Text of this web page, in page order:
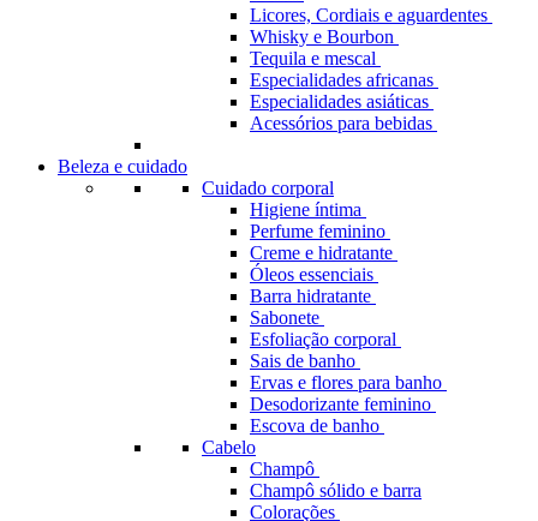
Licores, Cordiais e aguardentes
Whisky e Bourbon
Tequila e mescal
Especialidades africanas
Especialidades asiáticas
Acessórios para bebidas
Beleza e cuidado
Cuidado corporal
Higiene íntima
Perfume feminino
Creme e hidratante
Óleos essenciais
Barra hidratante
Sabonete
Esfoliação corporal
Sais de banho
Ervas e flores para banho
Desodorizante feminino
Escova de banho
Cabelo
Champô
Champô sólido e barra
Colorações